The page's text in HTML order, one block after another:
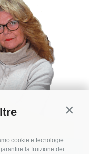
cookie e tecnologie
la fruizione dei